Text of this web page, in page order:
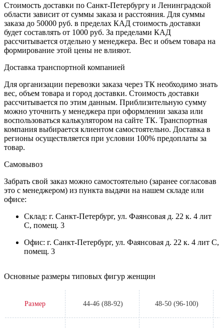
Стоимость доставки по Санкт-Петербургу и Ленинградской
области зависит от суммы заказа и расстояния. Для суммы
заказа до 50000 руб. в пределах КАД стоимость доставки
будет составлять от 1000 руб. За пределами КАД
рассчитывается отдельно у менеджера. Вес и объем товара на
формирование этой цены не влияют.
Доставка транспортной компанией
Для организации перевозки заказа через ТК необходимо знать
вес, объем товара и город доставки. Стоимость доставки
рассчитывается по этим данным. Приблизительную сумму
можно уточнить у менеджера при оформлении заказа или
воспользоваться калькулятором на сайте ТК. Транспортная
компания выбирается клиентом самостоятельно. Доставка в
регионы осуществляется при условии 100% предоплаты за
товар.
Самовывоз
Забрать свой заказ можно самостоятельно (заранее согласовав
это с менеджером) из пункта выдачи на нашем складе или
офисе:
Склад: г. Санкт-Петербург, ул. Фаянсовая д. 22 к. 4 лит
С, помещ. 3
Офис: г. Санкт-Петербург, ул. Фаянсовая д. 22 к. 4 лит С,
помещ. 3
Основные размеры типовых фигур женщин
Размер 44-46 (88-92) 48-50 (96-100)